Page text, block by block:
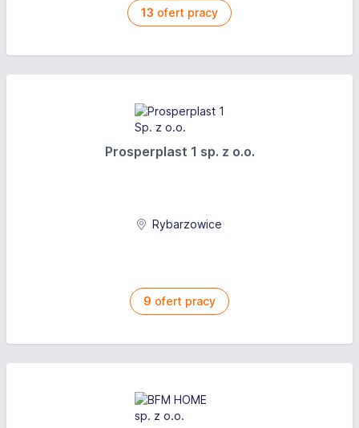
13 ofert pracy
Prosperplast 1 sp. z o.o.
Rybarzowice
9 ofert pracy